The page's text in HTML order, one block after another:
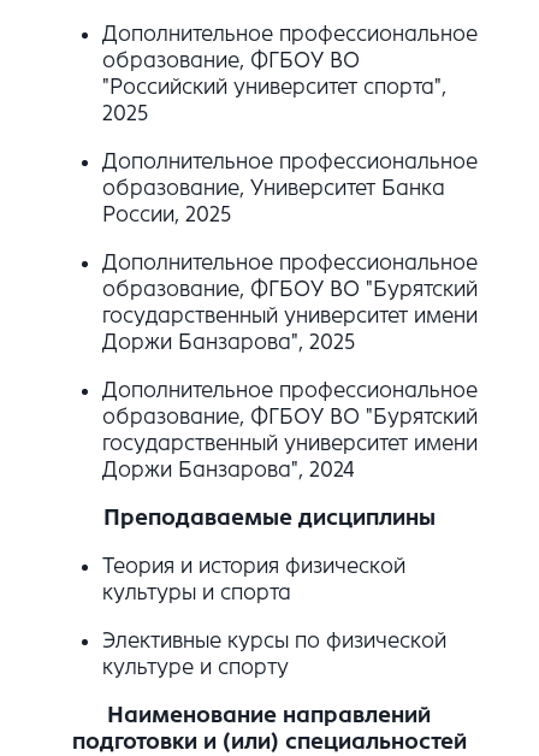
Дополнительное профессиональное
образование, ФГБОУ ВО
"Российский университет спорта",
2025
Дополнительное профессиональное
образование, Университет Банка
России, 2025
Дополнительное профессиональное
образование, ФГБОУ ВО "Бурятский
государственный университет имени
Доржи Банзарова", 2025
Дополнительное профессиональное
образование, ФГБОУ ВО "Бурятский
государственный университет имени
Доржи Банзарова", 2024
Преподаваемые дисциплины
Теория и история физической
культуры и спорта
Элективные курсы по физической
культуре и спорту
Наименование направлений
подготовки и (или) специальностей